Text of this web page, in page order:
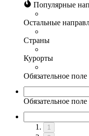
Популярные
Остальные
Страны
Курорты
Обязательное поле
Обязательное поле
1